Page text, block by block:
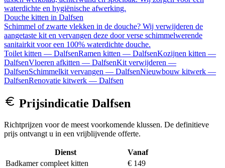
waterdichte en hygiënische afwerking.
Douche kitten in Dalfsen
Schimmel of zwarte vlekken in de douche? Wij verwijderen de
aangetaste kit en vervangen deze door verse schimmelwerende
sanitairkit voor een 100% waterdichte douche.
Toilet kitten — DalfsenRamen kitten — DalfsenKozijnen kitten —
DalfsenVloeren afkitten — DalfsenKit verwijderen —
DalfsenSchimmelkit vervangen — DalfsenNieuwbouw kitwerk —
DalfsenRenovatie kitwerk — Dalfsen
Prijsindicatie Dalfsen
Richtprijzen voor de meest voorkomende klussen. De definitieve
prijs ontvangt u in een vrijblijvende offerte.
Dienst
Vanaf
Badkamer compleet kitten
€ 149